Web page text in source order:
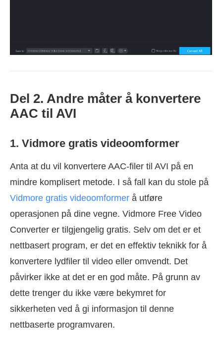
Del 2. Andre måter å konvertere
AAC til AVI
1. Vidmore gratis videoomformer
Anta at du vil konvertere AAC-filer til AVI på en
mindre komplisert metode. I så fall kan du stole på
Vidmore gratis videoomformer å utføre
operasjonen på dine vegne. Vidmore Free Video
Converter er tilgjengelig gratis. Selv om det er et
nettbasert program, er det en effektiv teknikk for å
konvertere lydfiler til video eller omvendt. Det
påvirker ikke at det er en god måte. På grunn av
dette trenger du ikke være bekymret for
sikkerheten ved å gi informasjon til denne
nettbaserte programvaren.